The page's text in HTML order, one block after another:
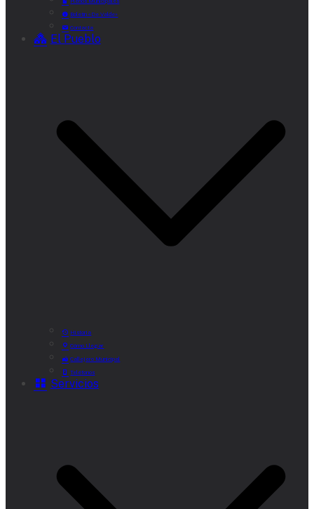
Boletín «De Valde»
Contacta
El Pueblo
Historia
Cómo Llegar
Callejero Municipal
Teléfonos
Servicios